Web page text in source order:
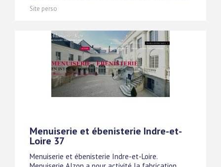
Site perso
Menuiserie et ébenisterie Indre-et-
Loire 37
Menuiserie et ébenisterie Indre-et-Loire.